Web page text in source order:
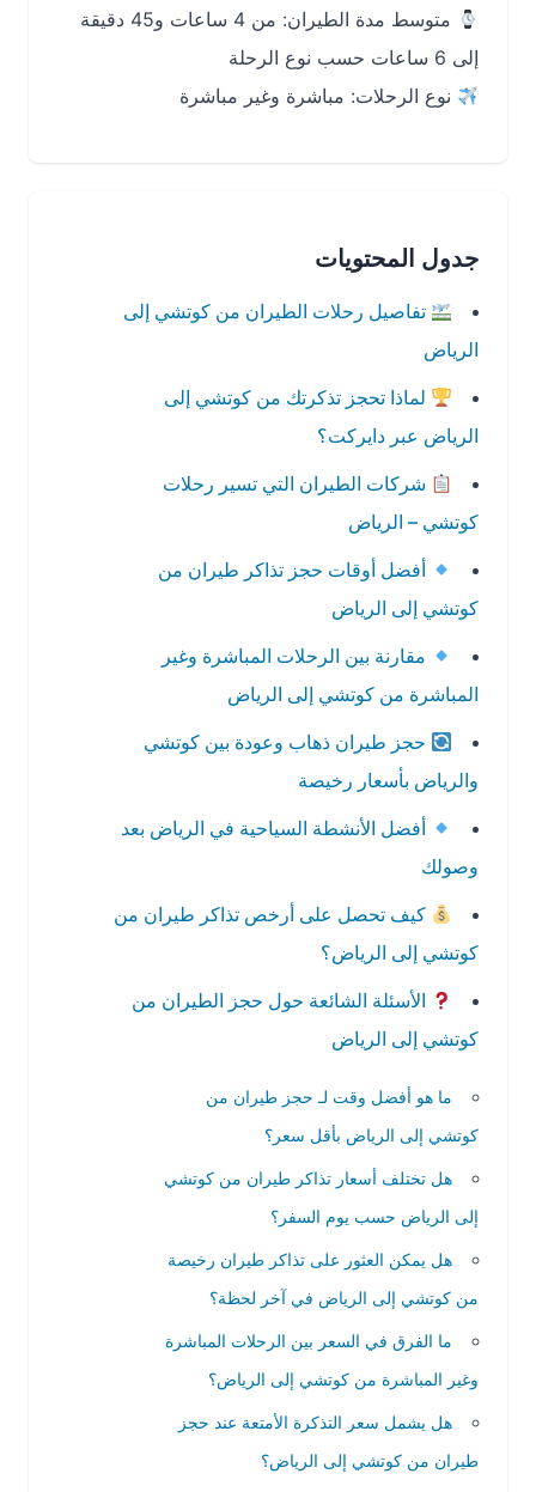
متوسط مدة الطيران: من 4 ساعات و45 دقيقة
نوع الرحلات: مباشرة وغير مباشرة
جدول المحتويات
تفاصيل رحلات الطيران من كوتشي إلى
الرياض
لماذا تحجز تذكرتك من كوتشي إلى
الرياض عبر دايركت؟
شركات الطيران التي تسير رحلات
كوتشي – الرياض
أفضل أوقات حجز تذاكر طيران من
كوتشي إلى الرياض
مقارنة بين الرحلات المباشرة وغير
المباشرة من كوتشي إلى الرياض
حجز طيران ذهاب وعودة بين كوتشي
والرياض بأسعار رخيصة
أفضل الأنشطة السياحية في الرياض بعد
وصولك
كيف تحصل على أرخص تذاكر طيران من
كوتشي إلى الرياض؟
الأسئلة الشائعة حول حجز الطيران من
كوتشي إلى الرياض
ما هو أفضل وقت لـ حجز طيران من
كوتشي إلى الرياض بأقل سعر؟
هل تختلف أسعار تذاكر طيران من كوتشي
إلى الرياض حسب يوم السفر؟
هل يمكن العثور على تذاكر طيران رخيصة
من كوتشي إلى الرياض في آخر لحظة؟
ما الفرق في السعر بين الرحلات المباشرة
وغير المباشرة من كوتشي إلى الرياض؟
هل يشمل سعر التذكرة الأمتعة عند حجز
طيران من كوتشي إلى الرياض؟